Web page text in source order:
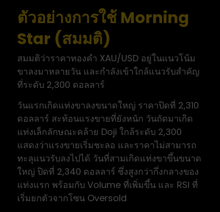
ตัวอย่างการใช้ Morning
Star (สมมติ)
สมมติว่าราคาทองคำ XAU/USD อยู่ในแนวโน้ม
ขาลงมาหลายวัน และกำลังเข้าใกล้แนวรับสำคัญ
ที่ระดับ 2,300 ดอลลาร์
วันแรกเกิดแท่งขาลงขนาดใหญ่ ราคาปิดที่ 2,310
ดอลลาร์ สะท้อนแรงขายที่ยังหนัก วันถัดมาเกิด
แท่งเล็กลักษณะคล้าย Doji ใกล้ระดับ 2,300
แสดงว่าแรงขายเริ่มชะลอ และราคาไม่สามารถ
ทะลุแนวรับลงไปได้ วันที่สามเกิดแท่งขาขึ้นขนาด
ใหญ่ ปิดที่ 2,340 ดอลลาร์ ซึ่งสูงกว่ากึ่งกลางของ
แท่งแรก พร้อมกับ Volume ที่เพิ่มขึ้น และ RSI ที่
เริ่มยกตัวจากโซน Oversold